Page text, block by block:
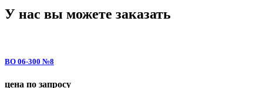
У нас вы можете заказать
ВО 06-300 №8
цена по запросу